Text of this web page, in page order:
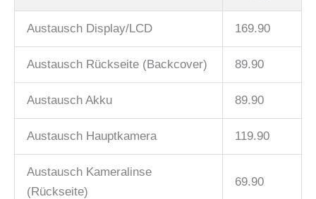
Austausch Display/LCD 169.90
Austausch Rückseite (Backcover) 89.90
Austausch Akku 89.90
Austausch Hauptkamera 119.90
Austausch Kameralinse
(Rückseite)
69.90